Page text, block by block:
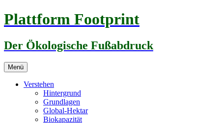
Zum
Inhalt
Plattform Footprint
Der Ökologische Fußabdruck
Menü
Verstehen
Hintergrund
Grundlagen
Global-Hektar
Biokapazität